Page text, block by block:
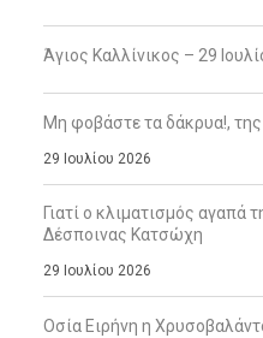
Άγιος Καλλίνικος – 29
Μη φοβάστε τα δάκρυα!,
29 Ιουλίου 2026
Γιατί ο κλιματισμός αγαπά
Δέσποινας Κατσώχη
29 Ιουλίου 2026
Οσία Ειρήνη η